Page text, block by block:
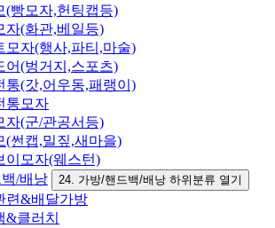
(빵모자,헌팅캡등)
자(화관,베일등)
모자(행사,파티,마술)
어(벙거지,스포츠)
통(갓,어우동,패랭이)
통모자
자(군/관공서등)
(썬캡,밀짚,새마을)
이모자(웨스턴)
/배낭
24. 가방/핸드백/배낭 하위분류 열기
련&배달가방
&클러치